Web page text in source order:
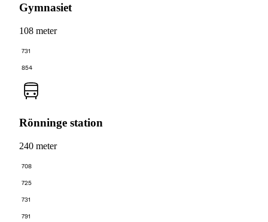
Gymnasiet
108 meter
731
854
Rönninge station
240 meter
708
725
731
791